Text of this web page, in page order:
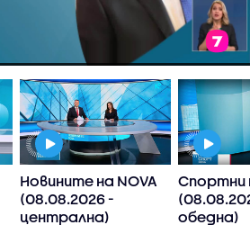
Новините на NOVA
(08.08.2026 -
централна)
Спортни
обедна)